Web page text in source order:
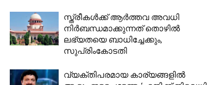
സ്ത്രീകള്‍ക്ക് ആര്‍ത്തവ അവധി
നിര്‍ബന്ധമാക്കുന്നത് തൊഴില്‍
ലഭ്യതയെ ബാധിച്ചേക്കും,
സുപ്രിംകോടതി
വ്യക്തിപരമായ കാര്യങ്ങളിൽ